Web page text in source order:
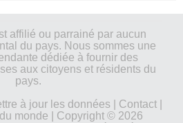
affilié ou parrainé par aucun
du pays. Nous sommes une
dédiée à fournir des
aux citoyens et résidents du
pays.
à jour les données| Contact|
monde | Copyright © 2026